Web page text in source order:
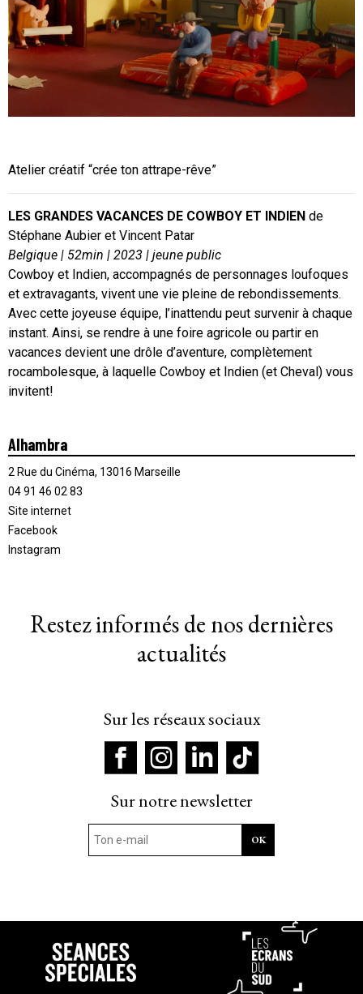
Atelier créatif “crée ton attrape-rêve”
LES GRANDES VACANCES DE COWBOY ET INDIEN de
Stéphane Aubier et Vincent Patar
Belgique | 52min | 2023 | jeune public
Cowboy et Indien, accompagnés de personnages loufoques
et extravagants, vivent une vie pleine de rebondissements.
Avec cette joyeuse équipe, l’inattendu peut survenir à chaque
instant. Ainsi, se rendre à une foire agricole ou partir en
vacances devient une drôle d’aventure, complètement
rocambolesque, à laquelle Cowboy et Indien (et Cheval) vous
invitent!
Alhambra
2 Rue du Cinéma, 13016 Marseille
04 91 46 02 83
Site internet
Facebook
Instagram
Restez informés de nos dernières
actualités
Sur les réseaux sociaux
Sur notre newsletter